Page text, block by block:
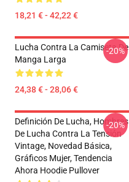
18,21 € - 42,22 €
Lucha Contra La Camiseta De
Manga Larga
24,38 € - 28,06 €
-20%
Definición De Lucha, Hombres
De Lucha Contra La Tensión
Vintage, Novedad Básica,
Gráficos Mujer, Tendencia
Ahora Hoodie Pullover
-20%